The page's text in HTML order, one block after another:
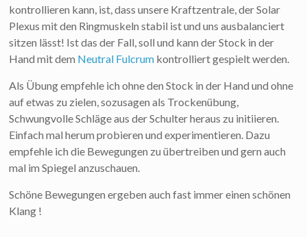
kontrollieren kann, ist, dass unsere Kraftzentrale, der Solar
Plexus mit den Ringmuskeln stabil ist und uns ausbalanciert
sitzen lässt! Ist das der Fall, soll und kann der Stock in der
Hand mit dem Neutral Fulcrum kontrolliert gespielt werden.
Als Übung empfehle ich ohne den Stock in der Hand und ohne
auf etwas zu zielen, sozusagen als Trockenübung,
Schwungvolle Schläge aus der Schulter heraus zu initiieren.
Einfach mal herum probieren und experimentieren. Dazu
empfehle ich die Bewegungen zu übertreiben und gern auch
mal im Spiegel anzuschauen.
Schöne Bewegungen ergeben auch fast immer einen schönen
Klang !